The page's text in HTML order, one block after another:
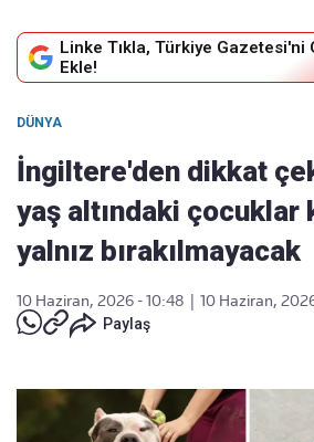
Linke Tıkla, Türkiye Gazetesi'ni
Ekle!
DÜNYA
İngiltere'den dikkat
yaş altındaki çocuklar
yalnız bırakılmayacak
10 Haziran, 2026 - 10:48
10 Haziran,
Paylaş